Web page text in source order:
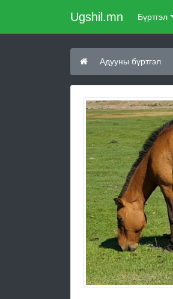
Ugshil.mn Бүртгэл
Адууны бүртгэл